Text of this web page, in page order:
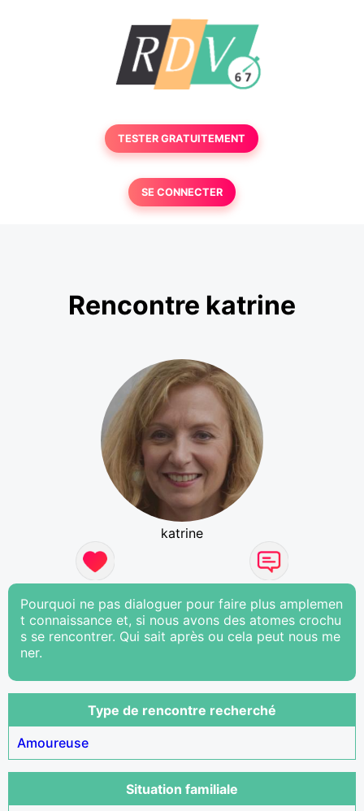
TESTER GRATUITEMENT
SE CONNECTER
Rencontre katrine
katrine
Pourquoi ne pas dialoguer pour faire plus amplemen
t connaissance et, si nous avons des atomes crochu
s se rencontrer. Qui sait après ou cela peut nous me
ner.
Type de rencontre recherché
Amoureuse
Situation familiale